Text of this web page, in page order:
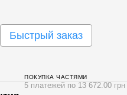
Быстрый заказ
ПОКУПКА ЧАСТЯМИ
5 платежей по 13 672.00 грн